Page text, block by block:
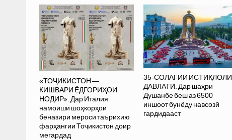
«ТОҶИКИСТОН —
КИШВАРИ ЁДГОРИҲОИ
НОДИР». Дар Италия
намоиши шоҳкорҳои
беназири мероси таърихию
фарҳангии Тоҷикистон доир
мегардад
35-СОЛАГИИ ИСТИҚЛОЛИ
ДАВЛАТӢ. Дар шаҳри
Душанбе беш аз 6500
иншоот бунёду навсозӣ
гардидааст